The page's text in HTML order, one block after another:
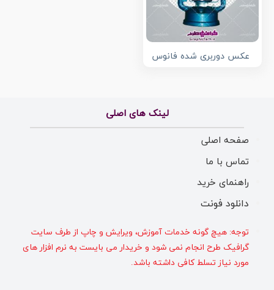
عکس دوربری شده فانوس
لینک های اصلی
صفحه اصلی
تماس با ما
راهنمای خرید
دانلود فونت
توجه: هیچ گونه خدمات آموزش، ویرایش و چاپ از طرف سایت
گرافیک طرح انجام نمی شود و خریدار می بایست به نرم افزار های
مورد نیاز تسلط کافی داشته باشد.